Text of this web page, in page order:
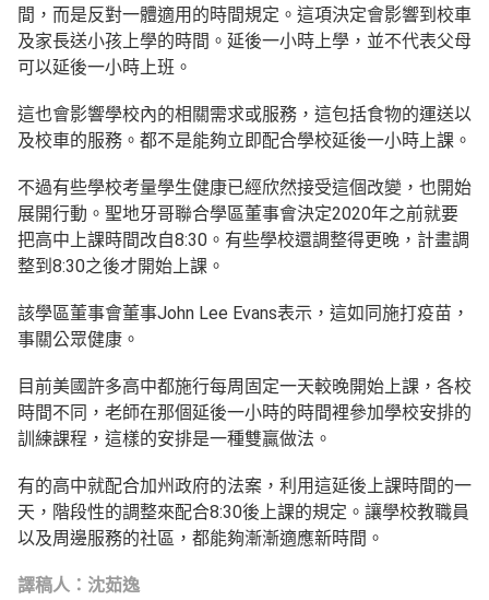
間，而是反對一體適用的時間規定。這項決定會影響到校車
及家長送小孩上學的時間。延後一小時上學，並不代表父母
可以延後一小時上班。
這也會影響學校內的相關需求或服務，這包括食物的運送以
及校車的服務。都不是能夠立即配合學校延後一小時上課。
不過有些學校考量學生健康已經欣然接受這個改變，也開始
展開行動。聖地牙哥聯合學區董事會決定2020年之前就要
把高中上課時間改自8:30。有些學校還調整得更晚，計畫調
整到8:30之後才開始上課。
該學區董事會董事John Lee Evans表示，這如同施打疫苗，
事關公眾健康。
目前美國許多高中都施行每周固定一天較晚開始上課，各校
時間不同，老師在那個延後一小時的時間裡參加學校安排的
訓練課程，這樣的安排是一種雙贏做法。
有的高中就配合加州政府的法案，利用這延後上課時間的一
天，階段性的調整來配合8:30後上課的規定。讓學校教職員
以及周邊服務的社區，都能夠漸漸適應新時間。
譯稿人：沈茹逸